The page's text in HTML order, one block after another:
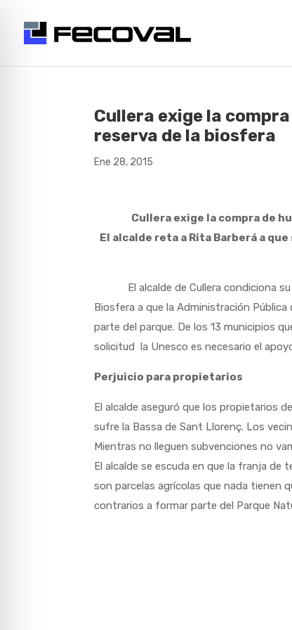
Cullera exige la
reserva de la biosfera
Ene 28, 2015
Cullera exige la compra de
El alcalde reta a Rita Barberá a
El alcalde de Cullera condiciona su
Biosfera a que la Administración
parte del parque. De los 13 municipios
solicitud la Unesco es necesario el
Perjuicio para propietarios
El alcalde aseguró que los propietarios
sufre la Bassa de Sant Llorenç. Los
Mientras no lleguen subvenciones no
El alcalde se escuda en que la franja de
son parcelas agrícolas que nada tienen
contrarios a formar parte del Parque